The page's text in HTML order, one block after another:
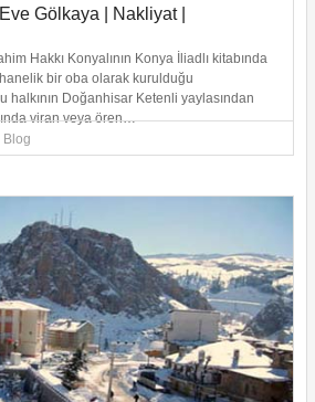
Gölkaya | Nakliyat |
Hakkı Konyalının Konya İliadlı kitabında
bir oba olarak kurulduğu
halkının Doğanhisar Ketenli yaylasından
viran veya ören…
Blog